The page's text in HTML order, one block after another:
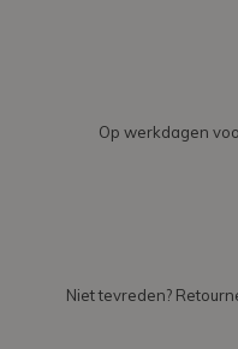
Op werkdagen
Niet tevreden?